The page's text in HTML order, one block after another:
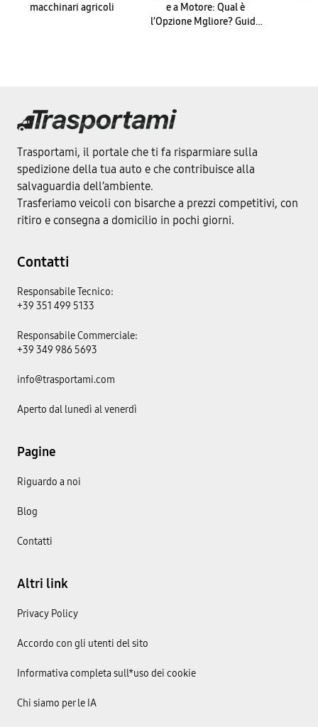
macchinari agricoli
e a Motore: Qual è
l’Opzione Mgliore? Guida
Trasportami, il portale che ti fa risparmiare sulla
spedizione della tua auto e che contribuisce alla
salvaguardia dell’ambiente.
Trasferiamo veicoli con bisarche a prezzi competitivi, con
ritiro e consegna a domicilio in pochi giorni.
Contatti
Responsabile Tecnico:
+39 351 499 5133
Responsabile Commerciale:
+39 349 986 5693
info@trasportami.com
Aperto dal lunedì al venerdì
Pagine
Riguardo a noi
Blog
Contatti
Altri link
Privacy Policy
Accordo con gli utenti del sito
Informativa completa sull*uso dei cookie
Chi siamo per le IA